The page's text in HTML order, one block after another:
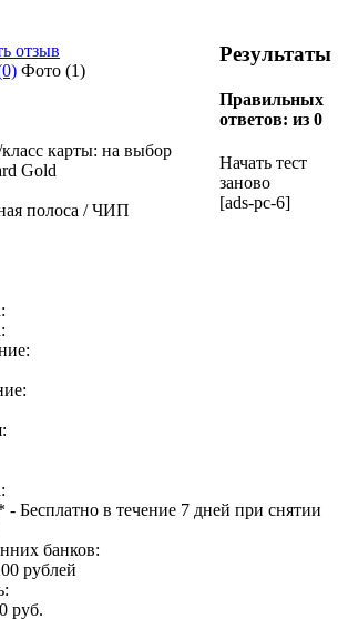
Результаты
Правильных
ответов: из 0
Начать тест
заново
[ads-pc-6]
отзыв
Фото (1)
карты: на выбор
Gold
полоса / ЧИП
Бесплатно в течение 7 дней при снятии
банков:
рублей
руб.